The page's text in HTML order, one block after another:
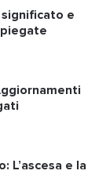
e
L’ascesa e la